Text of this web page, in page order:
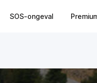
SOS-ongeval